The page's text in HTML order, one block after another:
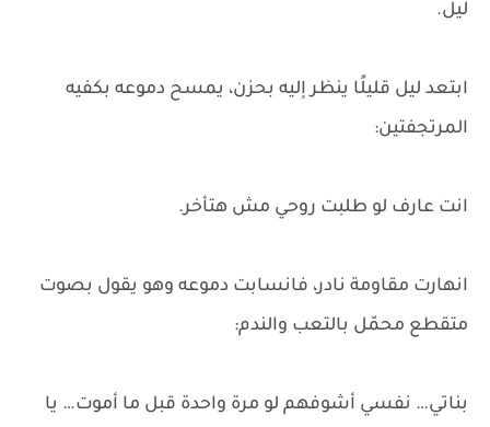
ليل.
ابتعد ليل قليلًا ينظر إليه بحزن، يمسح دموعه بكفيه
المرتجفتين:
انت عارف لو طلبت روحي مش هتأخر.
انهارت مقاومة نادر، فانسابت دموعه وهو يقول بصوت
متقطع محمّل بالتعب والندم:
بناتي… نفسي أشوفهم لو مرة واحدة قبل ما أموت… يا